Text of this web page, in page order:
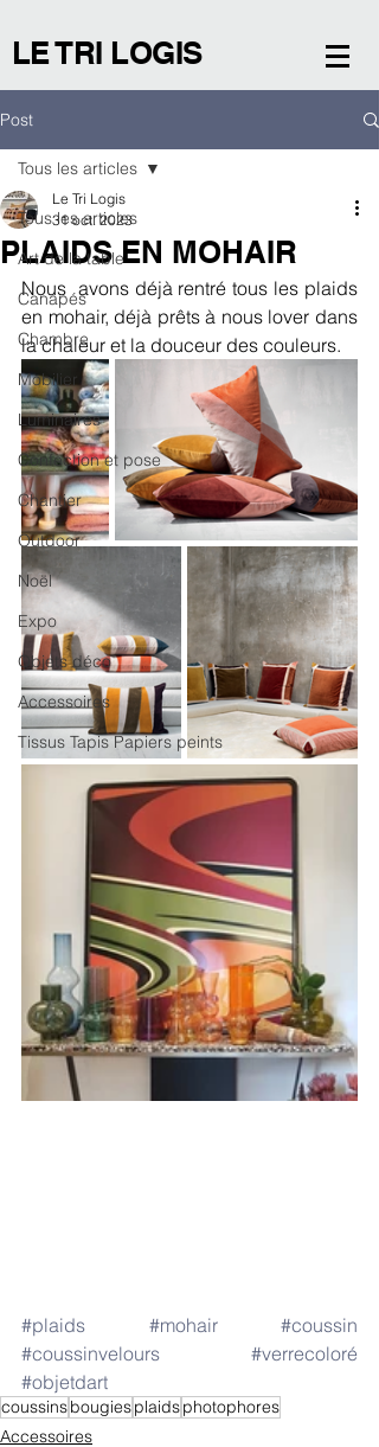
LE TRI LOGIS
Post
Tous les articles
Art de la table
Canapés
Chambre
Mobilier
Luminaires
Confection et pose
Chantier
Outdoor
Noël
Expo
Objets déco
Accessoires
Tissus Tapis Papiers peints
Tous les articles
PLAIDS EN MOHAIR
Le Tri Logis
31 oct. 2023
Nous  avons déjà rentré tous les plaids
en mohair, déjà prêts à nous lover dans
la chaleur et la douceur des couleurs.
#plaids #mohair
#coussin
#coussinvelours
#verrecoloré
#objetdart
coussinsbougiesplaidsphotophores
Accessoires